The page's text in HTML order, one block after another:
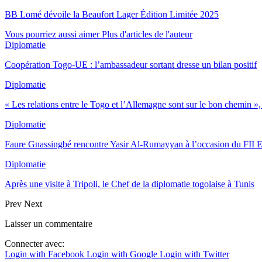
BB Lomé dévoile la Beaufort Lager Édition Limitée 2025
Vous pourriez aussi aimer Plus d'articles de l'auteur
Diplomatie
Coopération Togo-UE : l’ambassadeur sortant dresse un bilan positif
Diplomatie
« Les relations entre le Togo et l’Allemagne sont sur le bon chemin
Diplomatie
Faure Gnassingbé rencontre Yasir Al-Rumayyan à l’occasion du FII
Diplomatie
Après une visite à Tripoli, le Chef de la diplomatie togolaise à Tunis
Prev Next
Laisser un commentaire
Connecter avec:
Login with Facebook Login with Google Login with Twitter